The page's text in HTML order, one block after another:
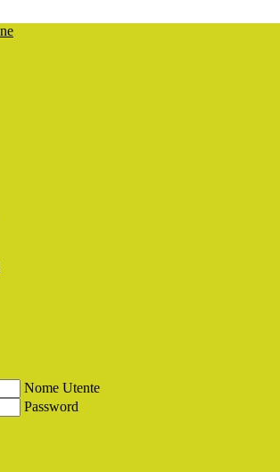
Nome Utente
Password